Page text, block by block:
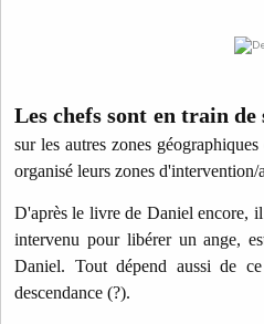
Les chefs sont en train
sur les autres zones
organisé leurs zones d'intervention/
D'après le livre de Daniel encore,
intervenu pour libérer un ange,
Daniel. Tout dépend aussi de
descendance (?).